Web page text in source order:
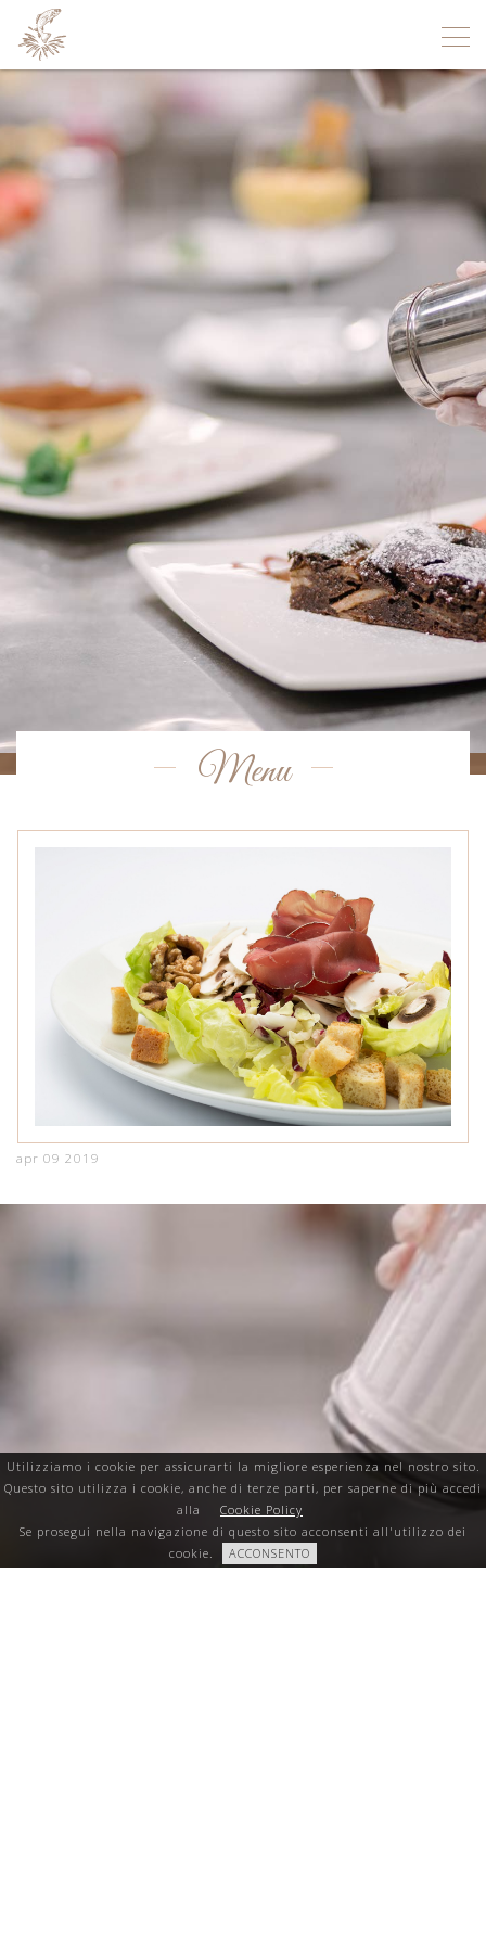
Menu
Menu
apr 09 2019
Utilizziamo i cookie per assicurarti la migliore esperienza nel nostro sito.
Questo sito utilizza i cookie, anche di terze parti, per saperne di più accedi
alla
Cookie Policy
Se prosegui nella navigazione di questo sito acconsenti all'utilizzo dei
cookie.
ACCONSENTO